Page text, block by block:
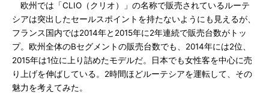
欧州では「CLIO（クリオ）」の名称で販売されているルーテ
シアは突出したセールスポイントを持たないようにも見えるが、
フランス国内では2014年と2015年に2年連続で販売台数がトッ
プ。欧州全体のBセグメントの販売台数でも、2014年には2位、
2015年は1位に上り詰めたモデルだ。日本でも女性客を中心に売
り上げを伸ばしている。2時間ほどルーテシアを運転して、その
魅力を考えてみた。